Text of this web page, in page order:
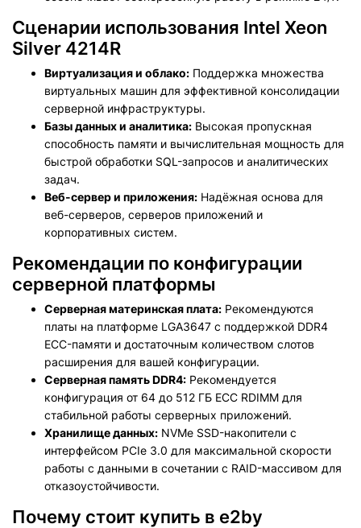
Сценарии использования Intel Xeon
Silver 4214R
Виртуализация и облако: Поддержка множества
виртуальных машин для эффективной консолидации
серверной инфраструктуры.
Базы данных и аналитика: Высокая пропускная
способность памяти и вычислительная мощность для
быстрой обработки SQL-запросов и аналитических
задач.
Веб-сервер и приложения: Надёжная основа для
веб-серверов, серверов приложений и
корпоративных систем.
Рекомендации по конфигурации
серверной платформы
Серверная материнская плата: Рекомендуются
платы на платформе LGA3647 с поддержкой DDR4
ECC-памяти и достаточным количеством слотов
расширения для вашей конфигурации.
Серверная память DDR4: Рекомендуется
конфигурация от 64 до 512 ГБ ECC RDIMM для
стабильной работы серверных приложений.
Хранилище данных: NVMe SSD-накопители с
интерфейсом PCIe 3.0 для максимальной скорости
работы с данными в сочетании с RAID-массивом для
отказоустойчивости.
Почему стоит купить в e2by